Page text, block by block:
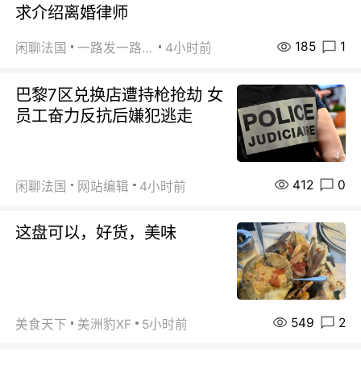
求介绍离婚律师
闲聊法国 一路发一路发 4小时前 185 1
巴黎7区兑换店遭持枪抢劫 女
员工奋力反抗后嫌犯逃走
闲聊法国 网站编辑 4小时前 412 0
这盘可以，好货，美味
美食天下 美洲豹XF 5小时前 549 2